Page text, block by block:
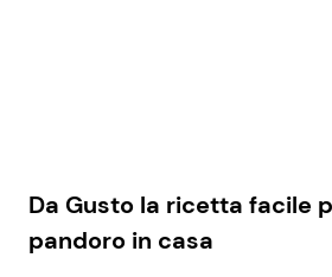
Da Gusto la ricetta facile
pandoro in casa